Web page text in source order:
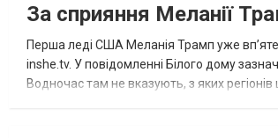
За сприяння Меланії
Перша леді США Меланія Трамп уже
inshe.tv. У повідомленні Білого дому
Водночас там не вказують, з яких регіонів